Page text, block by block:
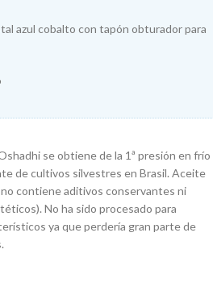
azul cobalto con tapón obturador para
se obtiene de la 1ª presión en frío
de cultivos silvestres en Brasil. Aceite
contiene aditivos conservantes ni
No ha sido procesado para
ya que perdería gran parte de